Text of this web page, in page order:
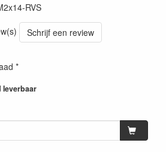
RVS
Schrijf een review
*
leverbaar